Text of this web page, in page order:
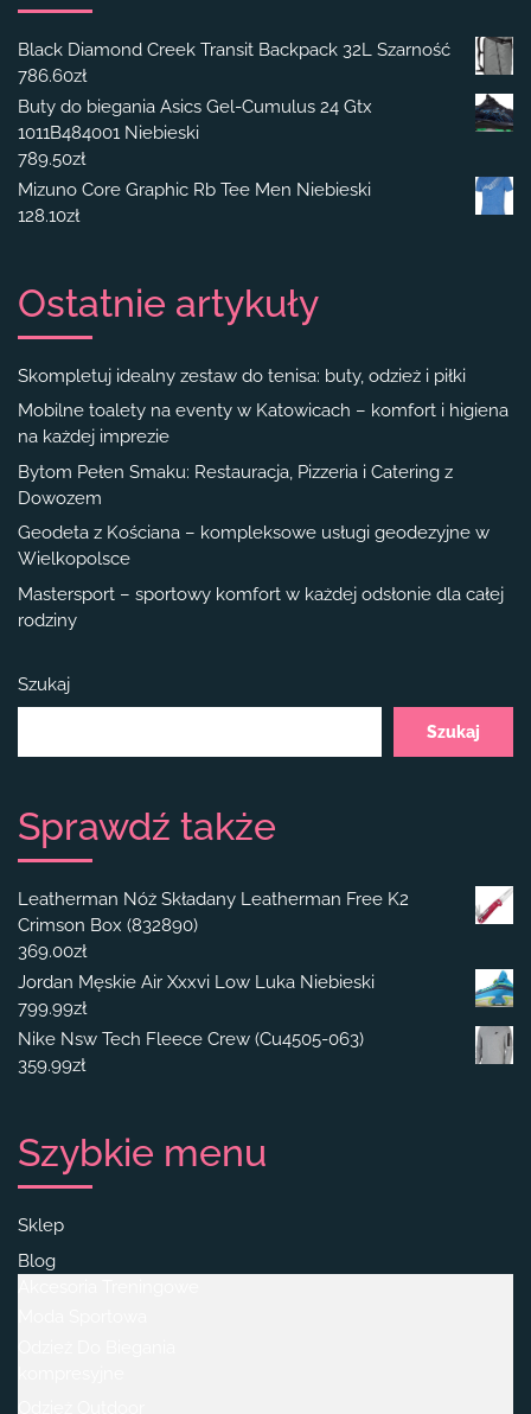
Black Diamond Creek Transit Backpack 32L Szarność
786.60zł
Buty do biegania Asics Gel-Cumulus 24 Gtx
1011B484001 Niebieski
789.50zł
Mizuno Core Graphic Rb Tee Men Niebieski
128.10zł
Ostatnie artykuły
Skompletuj idealny zestaw do tenisa: buty, odzież i piłki
Mobilne toalety na eventy w Katowicach – komfort i higiena
na każdej imprezie
Bytom Pełen Smaku: Restauracja, Pizzeria i Catering z
Dowozem
Geodeta z Kościana – kompleksowe usługi geodezyjne w
Wielkopolsce
Mastersport – sportowy komfort w każdej odsłonie dla całej
rodziny
Szukaj
Szukaj
Sprawdź także
Leatherman Nóż Składany Leatherman Free K2
Crimson Box (832890)
369.00zł
Jordan Męskie Air Xxxvi Low Luka Niebieski
799.99zł
Nike Nsw Tech Fleece Crew (Cu4505-063)
359.99zł
Szybkie menu
Sklep
Blog